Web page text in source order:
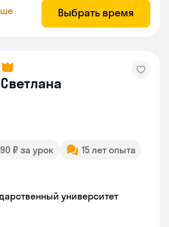
Выбрать время
Светлана
₽ за урок
15 лет опыта
университет